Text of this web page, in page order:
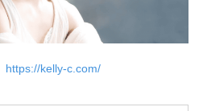
https://kelly-c.com/